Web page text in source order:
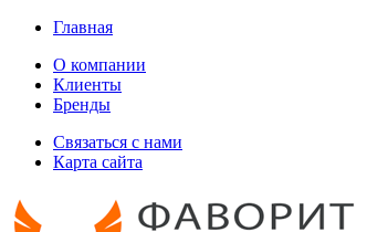
Главная
О компании
Клиенты
Бренды
Связаться с нами
Карта сайта